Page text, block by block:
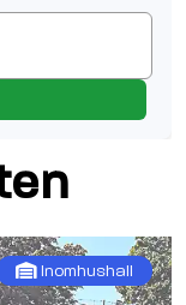
Inomhushall